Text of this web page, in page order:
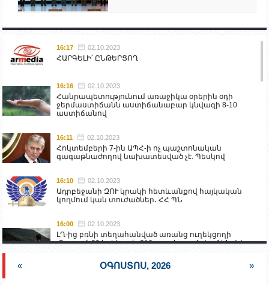
16:17 02.10.2023
ՀԱՐԳԵԼԻ՛ ԸՆԹԵՐՑՈՂ
16:16 02.10.2023
Հանրապետությունում առաջիկա օրերին օդի
ջերմաստիճանն աստիճանաբար կնվազի 8-10
աստիճանով
16:11 02.10.2023
Հոկտեմբերի 7-ին ԱՊՀ-ի ոչ պաշտոնական
գագաթնաժողով նախատեսված չէ. Պեսկով
16:10 02.10.2023
Ադրբեջանի ԶՈՒ կրակի հետևանքով հայկական
կողմում կան տուժածներ․ ՀՀ ՊՆ
16:00 02.10.2023
ԼՂ-ից բռնի տեղահանված առանց ուղեկցողի
մնացած 20 երեխա և 216 տարեց գտնվում են ՀՀ
« ՕԳՈՍՏՈՍ, 2026 »